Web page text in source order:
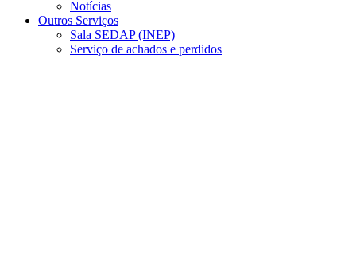
Notícias
Outros Serviços
Sala SEDAP (INEP)
Serviço de achados e perdidos